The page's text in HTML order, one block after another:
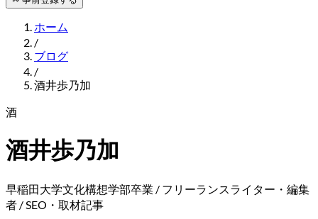
ホーム
/
ブログ
/
酒井歩乃加
酒
酒井歩乃加
早稲田大学文化構想学部卒業 / フリーランスライター・編集
者 / SEO・取材記事